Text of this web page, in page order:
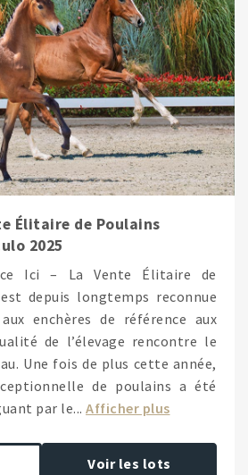
Élitaire de Poulains
2025
Ici – La Vente Élitaire de
depuis longtemps reconnue
enchères de référence aux
de l’élevage rencontre le
Une fois de plus cette année,
de poulains a été
par le... Afficher plus
Voir les lots